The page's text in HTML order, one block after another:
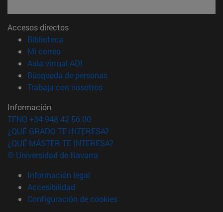
Accesos directos
Biblioteca
Mi correo(abre en nueva ventana)
Aula virtual ADI
Búsqueda de personas(abre en nueva ventana)
Trabaja con nosotros(abre en nueva ventana)
Información
TFNO +34 948 42 56 00
¿QUÉ GRADO TE INTERESA?
¿QUÉ MÁSTER TE INTERESA?
© Universidad de Navarra
Información legal
Accesibilidad
Configuración de cookies